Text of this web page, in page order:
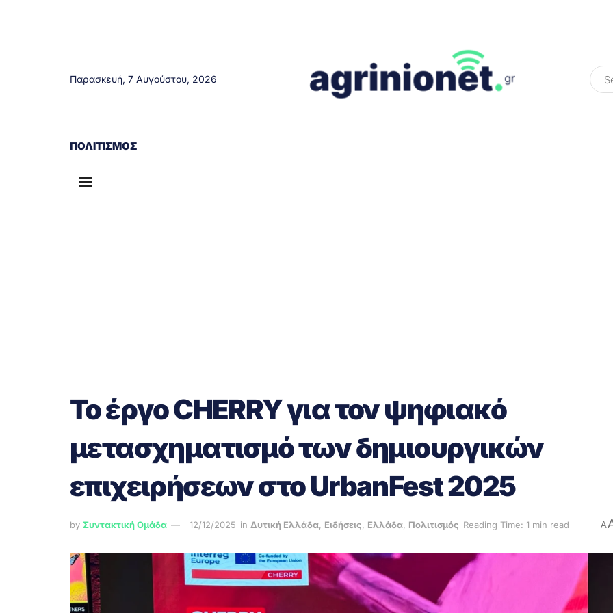
Παρασκευή, 7 Αυγούστου, 2026
ΠΟΛΙΤΙΣΜΌΣ
Το έργο CHERRY για τον ψηφιακό
μετασχηματισμό των δημιουργικών
επιχειρήσεων στο UrbanFest 2025
by Συντακτική Ομάδα 12/12/2025 in Δυτική Ελλάδα, Ειδήσεις, Ελλάδα, Πολιτισμός Reading Time: 1 min read A